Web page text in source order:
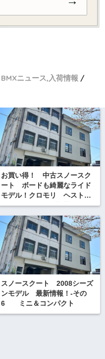
BMXニュース,入荷情報
お買い得！ 中古スノースク
ート ボードも綺麗なライド
モデル！クロモリ ヘストラ
インナーグローブ入荷 全国
発送
スノースクート 2008シーズ
ンモデル 最新情報！-その
6 ミニ＆コンパクト